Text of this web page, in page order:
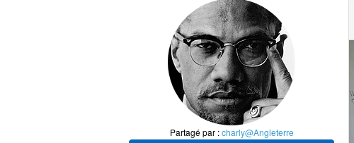
Partagé par :charly@Angleterre